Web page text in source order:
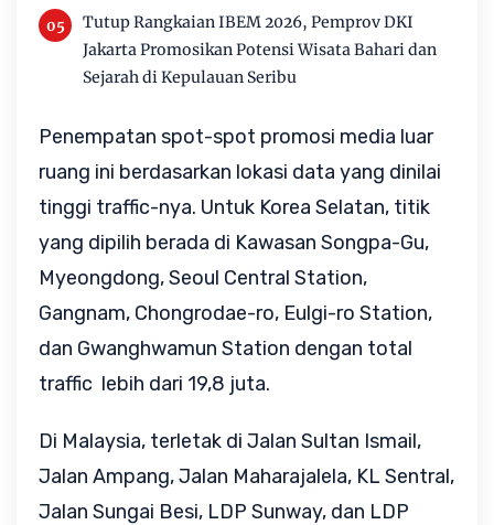
Tutup Rangkaian IBEM 2026, Pemprov DKI
Jakarta Promosikan Potensi Wisata Bahari dan
Sejarah di Kepulauan Seribu
Penempatan spot-spot promosi media luar
ruang ini berdasarkan lokasi data yang dinilai
tinggi traffic-nya. Untuk Korea Selatan, titik
yang dipilih berada di Kawasan Songpa-Gu,
Myeongdong, Seoul Central Station,
Gangnam, Chongrodae-ro, Eulgi-ro Station,
dan Gwanghwamun Station dengan total
traffic lebih dari 19,8 juta.
Di Malaysia, terletak di Jalan Sultan Ismail,
Jalan Ampang, Jalan Maharajalela, KL Sentral,
Jalan Sungai Besi, LDP Sunway, dan LDP